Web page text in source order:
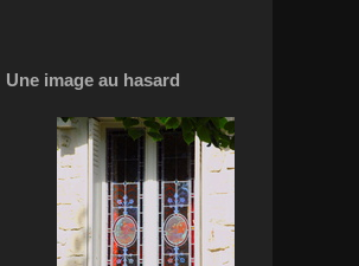
Une image au hasard